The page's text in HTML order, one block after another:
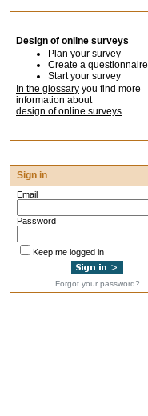
Design of online surveys
Plan your survey
Create a questionnaire
Start your survey
In the glossary you find more
information about
design of online surveys.
Sign in
Email
Password
Keep me logged in
Forgot your password?